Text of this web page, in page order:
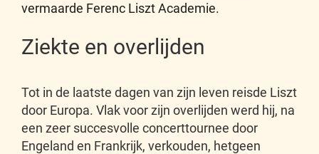
vermaarde Ferenc Liszt Academie.
Ziekte en overlijden
Tot in de laatste dagen van zijn leven reisde Liszt
door Europa. Vlak voor zijn overlijden werd hij, na
een zeer succesvolle concerttournee door
Engeland en Frankrijk, verkouden, hetgeen